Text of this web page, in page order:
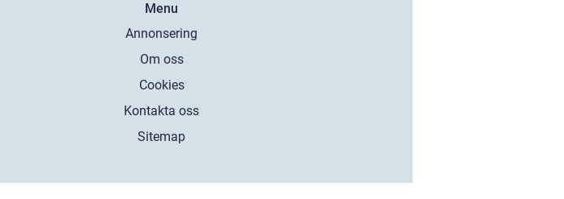
Menu
Annonsering
Om oss
Cookies
Kontakta oss
Sitemap